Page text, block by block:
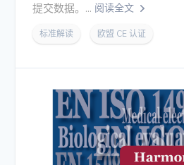
提交数据。... 阅读全文
标准解读 欧盟 CE 认证